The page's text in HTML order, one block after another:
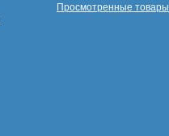
Просмотренные товары